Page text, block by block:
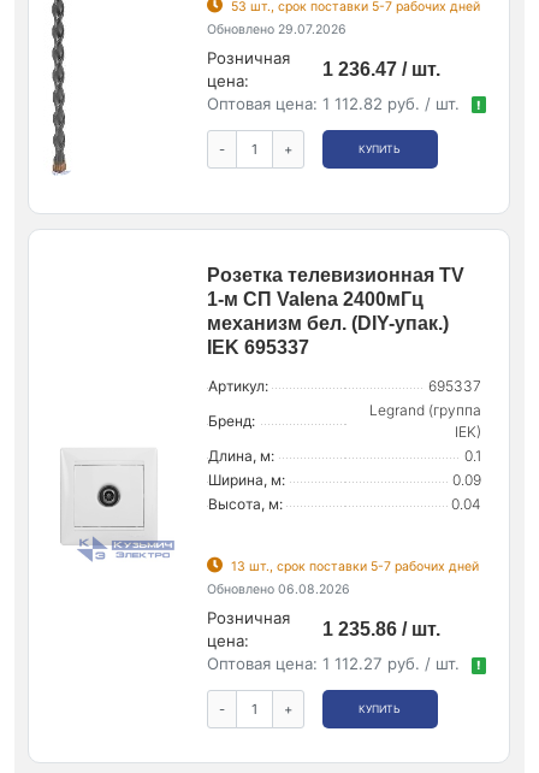
53 шт., срок поставки 5-7 рабочих дней
Обновлено 29.07.2026
Розничная
цена:
1 236.47 / шт.
Оптовая цена: 1 112.82 руб. / шт. !
- + КУПИТЬ
Розетка телевизионная TV
1-м СП Valena 2400мГц
механизм бел. (DIY-упак.)
IEK 695337
Артикул:
695337
Бренд:
Legrand (группа
IEK)
Длина, м:
0.1
Ширина, м:
0.09
Высота, м:
0.04
13 шт., срок поставки 5-7 рабочих дней
Обновлено 06.08.2026
Розничная
цена:
1 235.86 / шт.
Оптовая цена: 1 112.27 руб. / шт. !
- + КУПИТЬ